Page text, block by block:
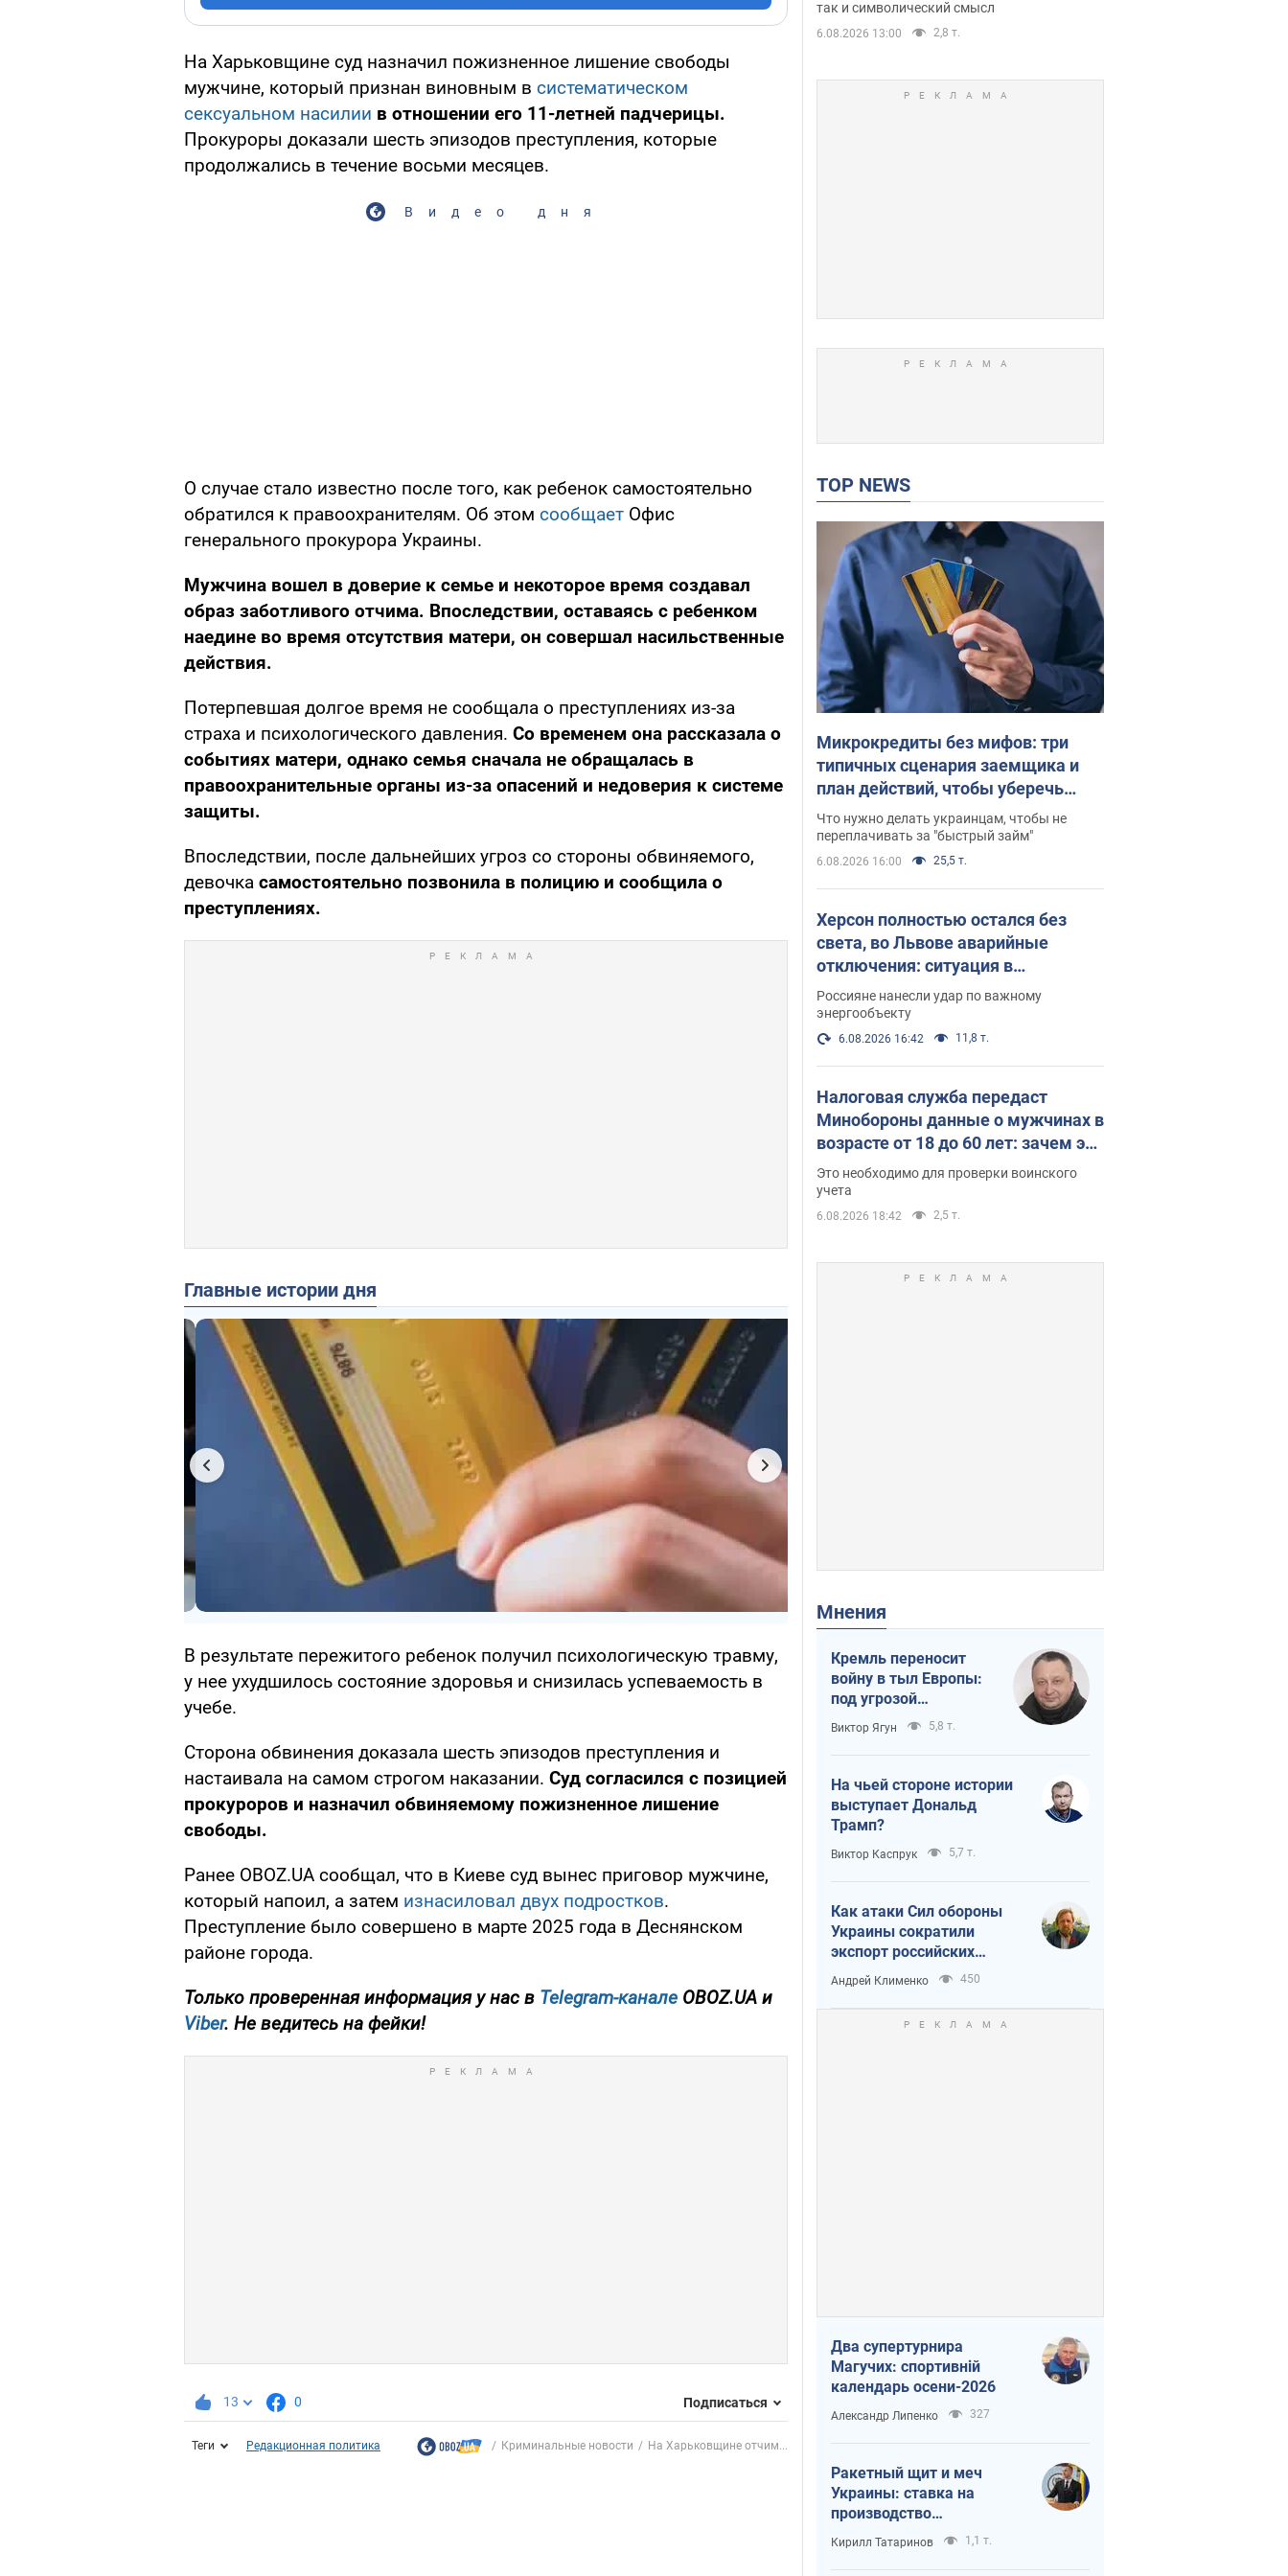
На Харьковщине суд назначил пожизненное лишение свободы
мужчине, который признан виновным в систематическом
сексуальном насилии в отношении его 11-летней падчерицы.
Прокуроры доказали шесть эпизодов преступления, которые
продолжались в течение восьми месяцев.
Видео дня
О случае стало известно после того, как ребенок самостоятельно
обратился к правоохранителям. Об этом сообщает Офис
генерального прокурора Украины.
Мужчина вошел в доверие к семье и некоторое время создавал
образ заботливого отчима. Впоследствии, оставаясь с ребенком
наедине во время отсутствия матери, он совершал насильственные
действия.
Потерпевшая долгое время не сообщала о преступлениях из-за
страха и психологического давления. Со временем она рассказала о
событиях матери, однако семья сначала не обращалась в
правоохранительные органы из-за опасений и недоверия к системе
защиты.
Впоследствии, после дальнейших угроз со стороны обвиняемого,
девочка самостоятельно позвонила в полицию и сообщила о
преступлениях.
Главные истории дня
В результате пережитого ребенок получил психологическую травму,
у нее ухудшилось состояние здоровья и снизилась успеваемость в
учебе.
Сторона обвинения доказала шесть эпизодов преступления и
настаивала на самом строгом наказании. Суд согласился с позицией
прокуроров и назначил обвиняемому пожизненное лишение
свободы.
Ранее OBOZ.UA сообщал, что в Киеве суд вынес приговор мужчине,
который напоил, а затем изнасиловал двух подростков.
Преступление было совершено в марте 2025 года в Деснянском
районе города.
Только проверенная информация у нас в Telegram-канале OBOZ.UA и
Viber. Не ведитесь на фейки!
13 0 Подписаться
Теги Редакционная политика Криминальные новости На Харьковщине отчим...
так и символический смысл
6.08.2026 13:00 2,8 т.
TOP NEWS
Микрокредиты без мифов: три
типичных сценария заемщика и
план действий, чтобы уберечь
свои деньги
Что нужно делать украинцам, чтобы не
переплачивать за "быстрый займ"
6.08.2026 16:00 25,5 т.
Херсон полностью остался без
света, во Львове аварийные
отключения: ситуация в
энергосистеме 6 августа
Россияне нанесли удар по важному
энергообъекту
6.08.2026 16:42 11,8 т.
Налоговая служба передаст
Минобороны данные о мужчинах в
возрасте от 18 до 60 лет: зачем это
нужно
Это необходимо для проверки воинского
учета
6.08.2026 18:42 2,5 т.
Мнения
Кремль переносит
войну в тыл Европы:
под угрозой
критическая
логистика
Виктор Ягун 5,8 т.
На чьей стороне истории
выступает Дональд
Трамп?
Виктор Каспрук 5,7 т.
Как атаки Сил обороны
Украины сократили
экспорт российских
нефтепродуктов
Андрей Клименко 450
Два супертурнира
Магучих: спортивній
календарь осени-2026
Александр Липенко 327
Ракетный щит и меч
Украины: ставка на
производство
собственных ракет
Кирилл Татаринов 1,1 т.